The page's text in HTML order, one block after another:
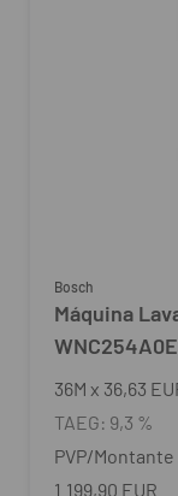
Bosch
Máquina
36M x 36,63
TAEG: 9,3 %
PVP/
1.199,90 EUR